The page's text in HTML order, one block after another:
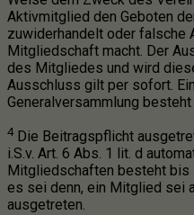
Aktivmitglied den Geboten
zuwiderhandelt oder falsche
Mitgliedschaft macht. Der
des Mitgliedes und wird
Ausschluss gilt per sofort.
Generalversammlung besteht
4Die Beitragspflicht
i.S.v. Art. 6 Abs. 1 lit. d
Mitgliedschaften besteht bis
es sei denn, ein Mitglied sei
ausgetreten.